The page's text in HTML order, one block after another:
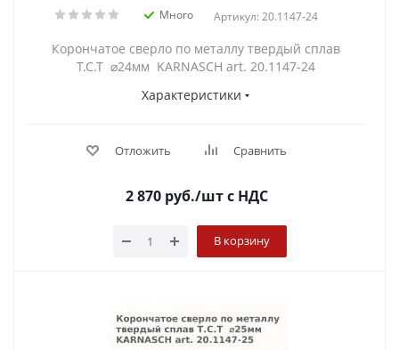
Много Артикул: 20.1147-24
Корончатое сверло по металлу твердый сплав
Т.С.Т ⌀24мм KARNASCH art. 20.1147-24
Характеристики
Отложить Сравнить
2 870руб./штс НДС
В корзину